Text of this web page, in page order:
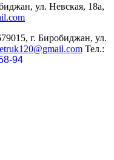
ул. Невская, 18а,
г. Биробиджан, ул.
Тел.:
94